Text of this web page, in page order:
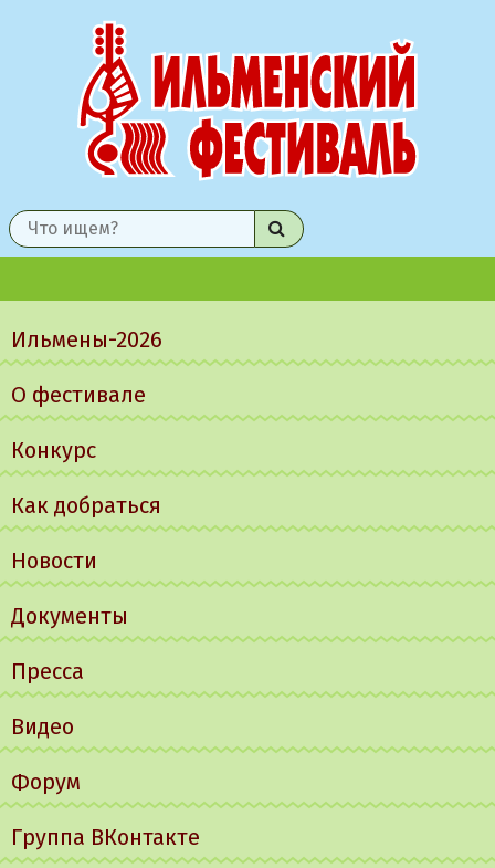
Найти
меню
Ильмены-2026
О фестивале
Конкурс
Как добраться
Новости
Документы
Пресса
Видео
Форум
Группа ВКонтакте